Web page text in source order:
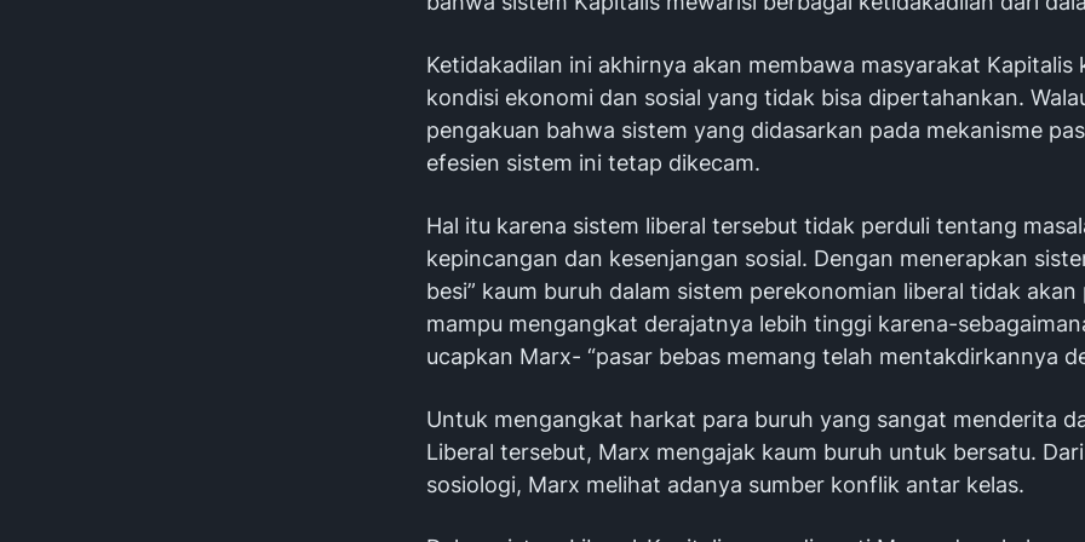
Ketidakadilan ini akhirnya akan membawa masyarakat Kapitalis
kondisi ekonomi dan sosial yang tidak bisa dipertahankan.
pengakuan bahwa sistem yang didasarkan pada mekanisme
efesien sistem ini tetap dikecam.
Hal itu karena sistem liberal tersebut tidak perduli tentang
kepincangan dan kesenjangan sosial. Dengan menerapkan
besi” kaum buruh dalam sistem perekonomian liberal tidak akan
mampu mengangkat derajatnya lebih tinggi karena-
ucapkan Marx- “pasar bebas memang telah mentakdirkannya
Untuk mengangkat harkat para buruh yang sangat menderita
Liberal tersebut, Marx mengajak kaum buruh untuk bersatu.
sosiologi, Marx melihat adanya sumber konflik antar kelas.